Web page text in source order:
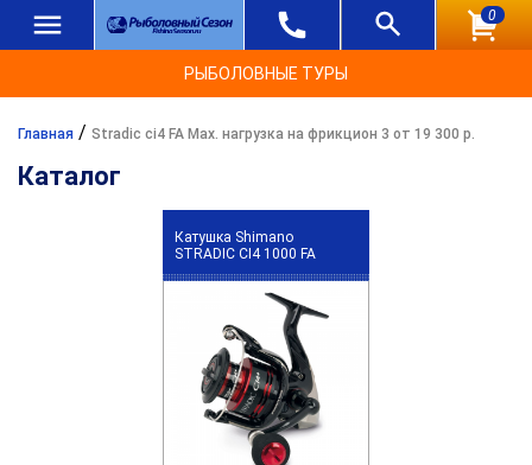
0
РЫБОЛОВНЫЕ ТУРЫ
Главная / Stradic ci4 FA Max. нагрузка на фрикцион 3 от 19 300 р.
Каталог
Катушка Shimano
STRADIC CI4 1000 FA